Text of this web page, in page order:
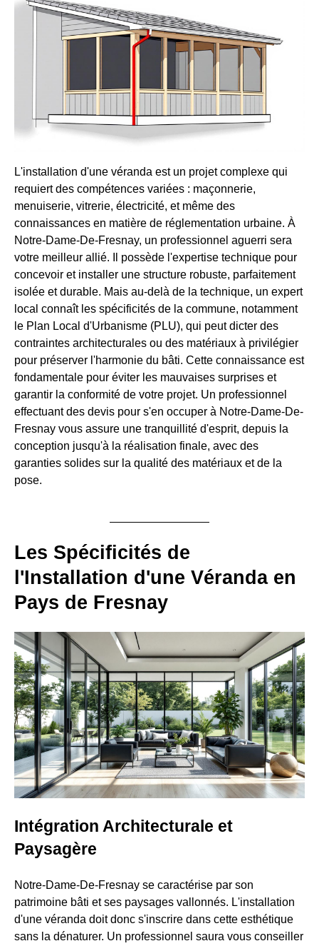
L'installation d'une véranda est un projet complexe qui
requiert des compétences variées : maçonnerie,
menuiserie, vitrerie, électricité, et même des
connaissances en matière de réglementation urbaine. À
Notre-Dame-De-Fresnay, un professionnel aguerri sera
votre meilleur allié. Il possède l'expertise technique pour
concevoir et installer une structure robuste, parfaitement
isolée et durable. Mais au-delà de la technique, un expert
local connaît les spécificités de la commune, notamment
le Plan Local d'Urbanisme (PLU), qui peut dicter des
contraintes architecturales ou des matériaux à privilégier
pour préserver l'harmonie du bâti. Cette connaissance est
fondamentale pour éviter les mauvaises surprises et
garantir la conformité de votre projet. Un professionnel
effectuant des devis pour s'en occuper à Notre-Dame-De-
Fresnay vous assure une tranquillité d'esprit, depuis la
conception jusqu'à la réalisation finale, avec des
garanties solides sur la qualité des matériaux et de la
pose.
Les Spécificités de
l'Installation d'une Véranda en
Pays de Fresnay
Intégration Architecturale et
Paysagère
Notre-Dame-De-Fresnay se caractérise par son
patrimoine bâti et ses paysages vallonnés. L'installation
d'une véranda doit donc s'inscrire dans cette esthétique
sans la dénaturer. Un professionnel saura vous conseiller